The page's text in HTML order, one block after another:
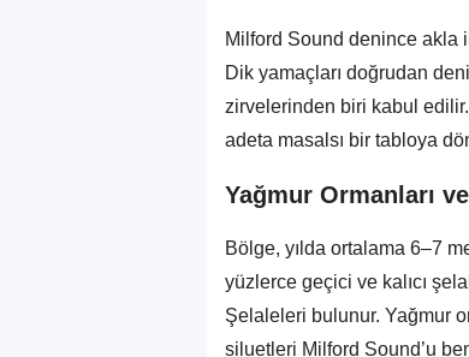
Milford Sound denince akla
Dik yamaçları doğrudan
zirvelerinden biri kabul
adeta masalsı bir tabloya
Yağmur Ormanları
Bölge, yılda ortalama 6–7
yüzlerce geçici ve kalıcı
Şelaleleri bulunur. Yağmur
siluetleri Milford Sound’u